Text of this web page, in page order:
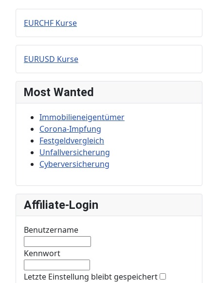
EURCHF Kurse
EURUSD Kurse
Most Wanted
Immobilieneigentümer
Corona-Impfung
Festgeldvergleich
Unfallversicherung
Cyberversicherung
Affiliate-Login
Benutzername
Kennwort
Letzte Einstellung bleibt gespeichert